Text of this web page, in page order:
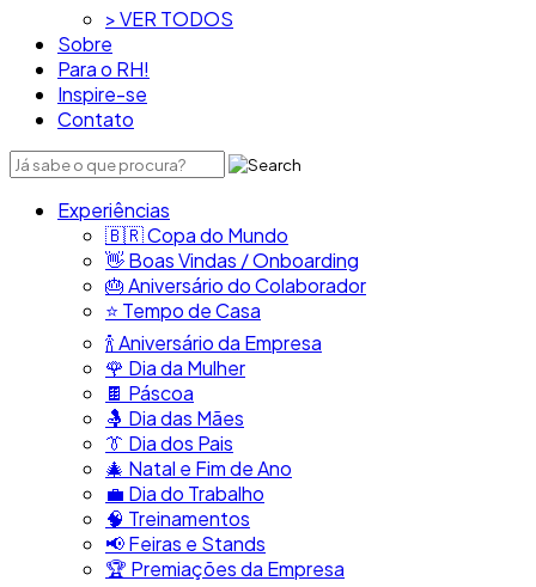
> VER TODOS
Sobre
Para o RH!
Inspire-se
Contato
Experiências
🇧🇷​ Copa do Mundo
👋​ Boas Vindas / Onboarding
🎂​ Aniversário do Colaborador
⭐​ Tempo de Casa
​🍾​ Aniversário da Empresa
🌹 Dia da Mulher
🍫​ Páscoa
🤱 Dia das Mães
👔​ Dia dos Pais
🎄 Natal e Fim de Ano
💼​ Dia do Trabalho
🧠​ Treinamentos
📢​ Feiras e Stands
🏆 Premiações da Empresa